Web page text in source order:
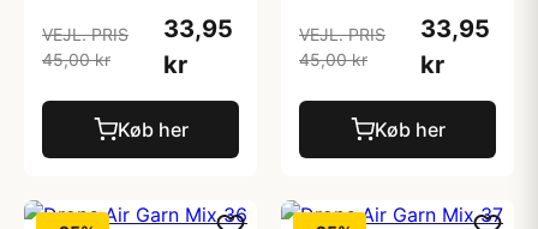
VEJL. PRIS
45,00 kr
33,95
kr
Køb her
VEJL. PRIS
45,00 kr
33,95
kr
Køb her